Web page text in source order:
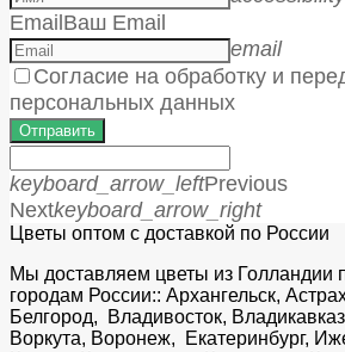
EmailВаш Email
email
Согласие на обработку и
персональных данных
Отправить
keyboard_arrow_leftPrevious
Nextkeyboard_arrow_right
Цветы оптом с доставкой по России
Мы доставляем цветы из Голландии
городам России:: Архангельск,
Белгород, Владивосток,
Воркута, Воронеж, Екатеринбург,